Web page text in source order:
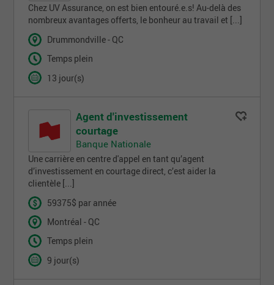
Chez UV Assurance, on est bien entouré.e.s! Au-delà des
nombreux avantages offerts, le bonheur au travail et [...]
Drummondville - QC
Temps plein
13 jour(s)
Agent d'investissement
courtage
Banque Nationale
Une carrière en centre d'appel en tant qu’agent
d’investissement en courtage direct, c’est aider la
clientèle [...]
59375$ par année
Montréal - QC
Temps plein
9 jour(s)